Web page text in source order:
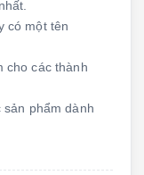
có một tên
cho các thành
phẩm dành